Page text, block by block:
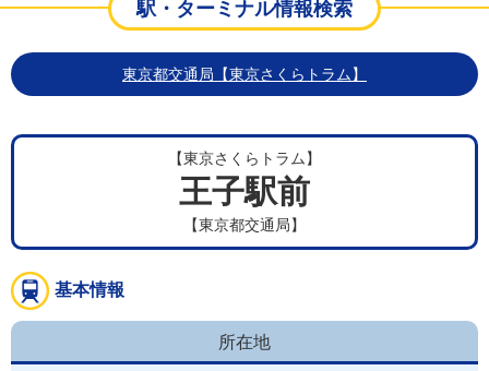
駅・ターミナル情報検索
東京都交通局【東京さくらトラム】
【東京さくらトラム】
王子駅前
【東京都交通局】
基本情報
所在地